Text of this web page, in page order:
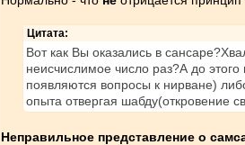
Цитата:
Вот как Вы оказались в
неисчислимое число раз?А до
появляются вопросы к нирване)
опыта отвергая шабду(откровение
Неправильное представление о